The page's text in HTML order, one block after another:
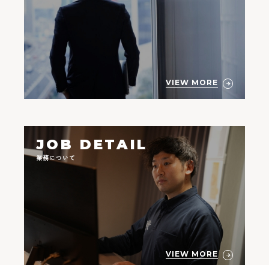
VIEW MORE
JOB DETAIL
業務について
VIEW MORE